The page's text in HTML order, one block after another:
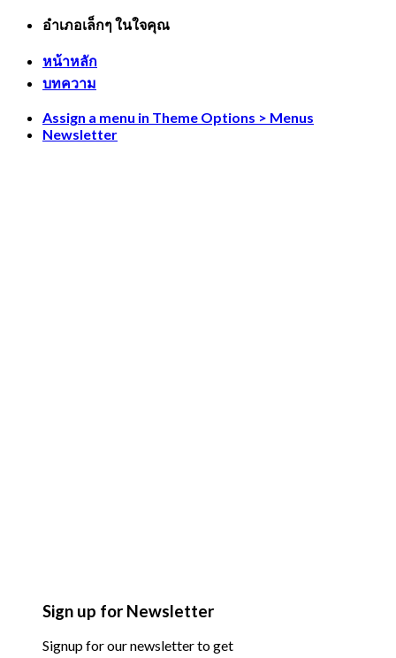
Skip
content
อำเภอเล็กๆ ในใจคุณ
หน้าหลัก
บทความ
Assign a menu in Theme Options > Menus
Newsletter
Sign up for Newsletter
Signup for our newsletter to get